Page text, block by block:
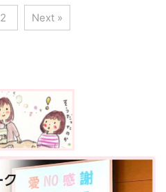
マインフォームドケア』
についてお話しいただき
せて100名ち ...
支援サロンをスタートし
ました。 行きたい気持ち
もあり、子育てママとそ
れをサポートする人たち
が継続して繋がり、子育
ての悩みを言える場所と
してまた子どもと向き合
うことで親自身の心の仕
2 Next »